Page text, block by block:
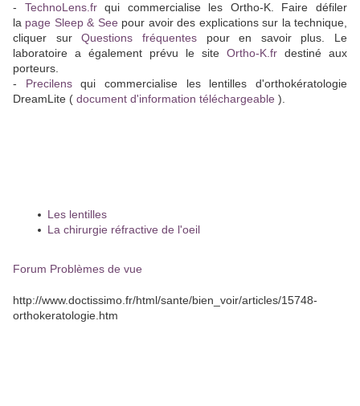
- TechnoLens.frqui commercialise les Ortho-K. Faire défiler
la page Sleep & See pour avoir des explications sur la technique,
cliquer surQuestions fréquentes pour en savoir plus. Le
laboratoire a également prévu le site Ortho-K.fr destiné aux
porteurs.
- Precilensqui commercialise les lentilles d'orthokératologie
DreamLite ( document d'information téléchargeable ).
Les lentilles
La chirurgie réfractive de l'oeil
Forum Problèmes de vue
http://www.doctissimo.fr/html/sante/bien_voir/articles/15748-
orthokeratologie.htm